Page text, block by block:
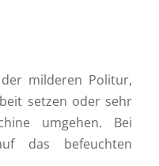
milderen Politur,
setzen oder sehr
umgehen. Bei
das befeuchten